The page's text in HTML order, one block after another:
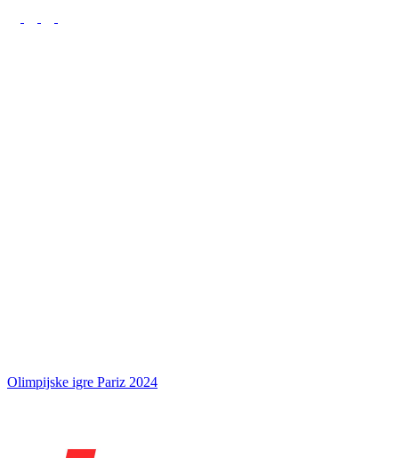
Olimpijske igre Pariz 2024